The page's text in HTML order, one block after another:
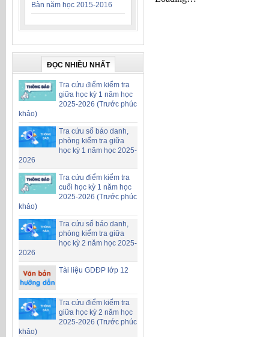
Bàn năm học 2015-2016
ĐỌC NHIỀU NHẤT
Tra cứu điểm kiểm tra
giữa học kỳ 1 năm học
2025-2026 (Trước phúc
khảo)
Tra cứu số báo danh,
phòng kiểm tra giữa
học kỳ 1 năm học 2025-
2026
Tra cứu điểm kiểm tra
cuối học kỳ 1 năm học
2025-2026 (Trước phúc
khảo)
Tra cứu số báo danh,
phòng kiểm tra giữa
học kỳ 2 năm học 2025-
2026
Tài liệu GDĐP lớp 12
Tra cứu điểm kiểm tra
giữa học kỳ 2 năm học
2025-2026 (Trước phúc
khảo)